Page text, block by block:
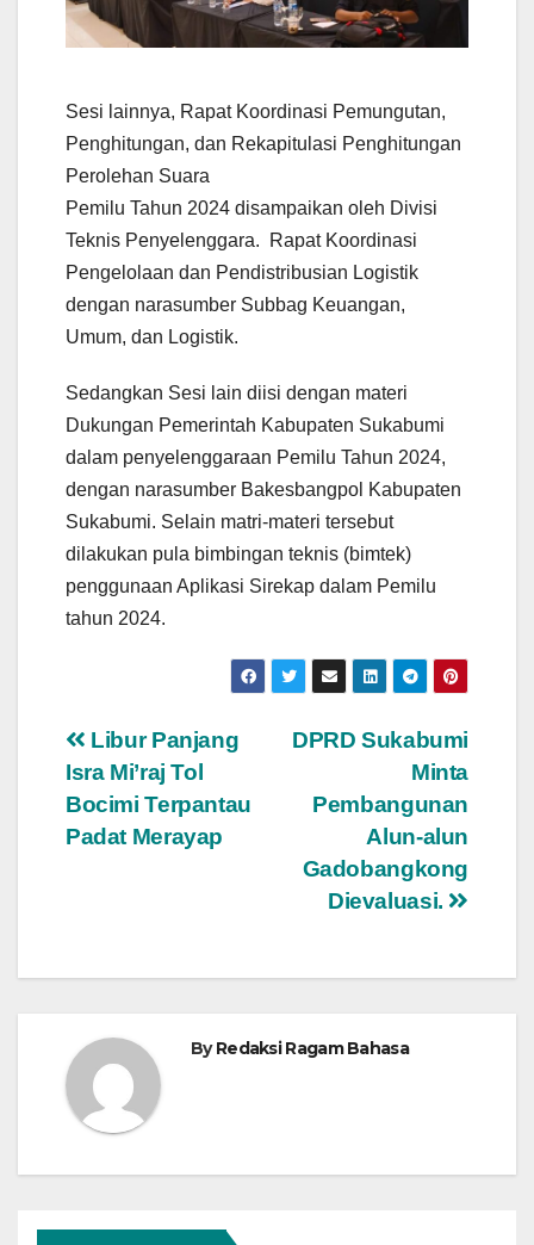
Sesi lainnya, Rapat Koordinasi Pemungutan,
Penghitungan, dan Rekapitulasi Penghitungan
Perolehan Suara
Pemilu Tahun 2024 disampaikan oleh Divisi
Teknis Penyelenggara. Rapat Koordinasi
Pengelolaan dan Pendistribusian Logistik
dengan narasumber Subbag Keuangan,
Umum, dan Logistik.
Sedangkan Sesi lain diisi dengan materi
Dukungan Pemerintah Kabupaten Sukabumi
dalam penyelenggaraan Pemilu Tahun 2024,
dengan narasumber Bakesbangpol Kabupaten
Sukabumi. Selain matri-materi tersebut
dilakukan pula bimbingan teknis (bimtek)
penggunaan Aplikasi Sirekap dalam Pemilu
tahun 2024.
Navigasi
pos
DPRD Sukabumi
Minta
Pembangunan
Alun-alun
Gadobangkong
Dievaluasi.
Libur Panjang
Isra Mi’raj Tol
Bocimi Terpantau
Padat Merayap
ByRedaksi Ragam Bahasa